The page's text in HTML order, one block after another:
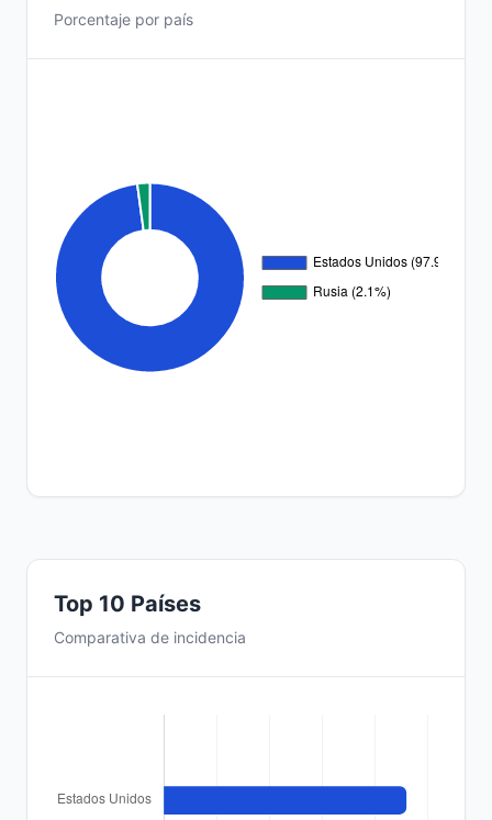
Porcentaje por país
Top 10 Países
Comparativa de incidencia